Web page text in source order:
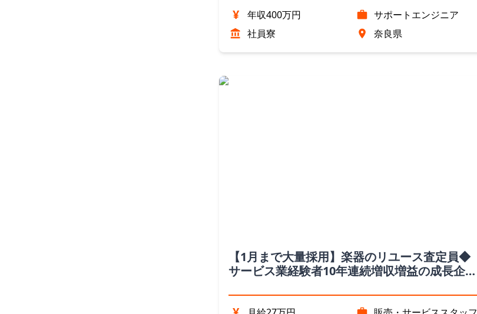
¥ 年収400万円
サポートエンジニア
社員寮
奈良県
【1月まで大量採用】楽器のリユース査定員◆
サービス業経験者10年連続増収増益の成長企